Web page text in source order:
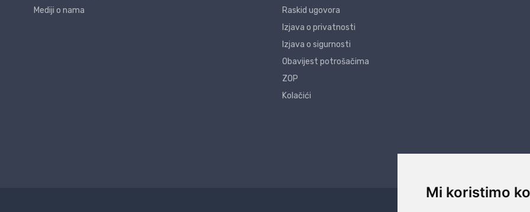
Mi koristimo
Mediji o nama
Raskid ugovora
Izjava o privatnosti
Izjava o sigurnosti
Obavijest potrošačima
ZOP
Kolačići